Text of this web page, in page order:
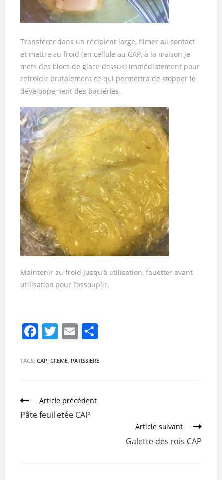
Transférer dans un récipient large, filmer au contact
et mettre au froid (en cellule au CAP, à la maison je
mets des blocs de glace dessus) immédiatement pour
refroidir brutalement ce qui permettra de stopper le
développement des bactéries.
Maintenir au froid jusqu’à utilisation, fouetter avant
utilisation pour l’assouplir.
F
c
b
o
T
itt
E
ai ta
TAGS:CAP, CREME, PATISSIERE
Article précédent
Pâte feuilletée CAP
Article suivant
Galette des rois CAP